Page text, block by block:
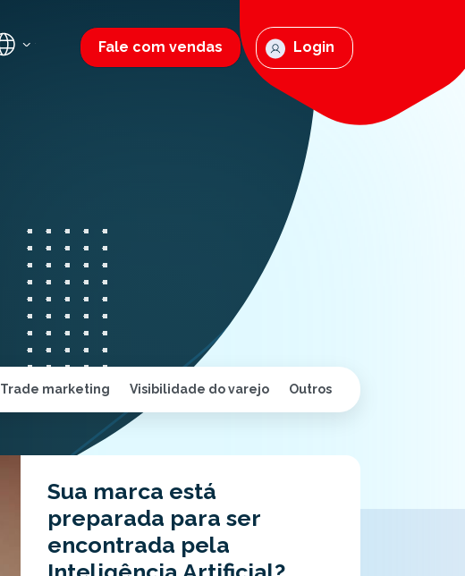
Fale com vendas Login
Trade marketing Visibilidade do varejo Outros
Sua marca está
preparada para ser
encontrada pela